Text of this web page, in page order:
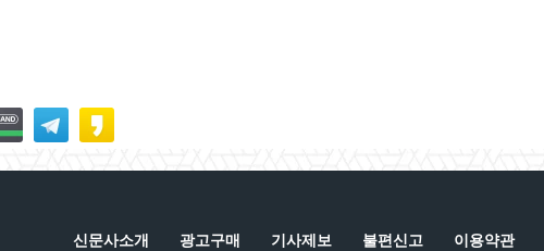
신문사소개 광고구매 기사제보 불편신고 이용약관